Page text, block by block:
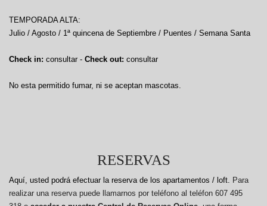
TEMPORADA ALTA:
Julio / Agosto / 1ª quincena de Septiembre / Puentes / Semana Santa
Check in: consultar - Check out: consultar
No esta permitido fumar, ni se aceptan mascotas.
RESERVAS
Aquí, usted podrá efectuar la reserva de los apartamentos / loft. Para
realizar una reserva puede llamarnos por teléfono al teléfon 607 495